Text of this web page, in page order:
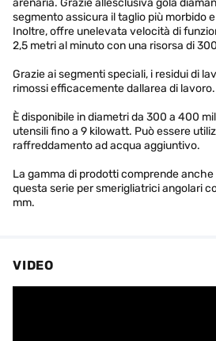
arenaria. Grazie allesclusiva gola
segmento assicura il taglio più morbido
Inoltre, offre unelevata velocità di
2,5 metri al minuto con una risorsa di
Grazie ai segmenti speciali, i residui di
rimossi efficacemente dallarea di lavoro.
È disponibile in diametri da 300 a 400
utensili fino a 9 kilowatt. Può essere
raffreddamento ad acqua aggiuntivo.
La gamma di prodotti comprende
questa serie per smerigliatrici angolari
mm.
VIDEO